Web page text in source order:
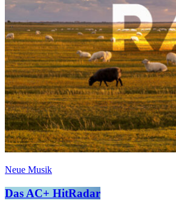
Neue Musik
Das AC+ HitRadar